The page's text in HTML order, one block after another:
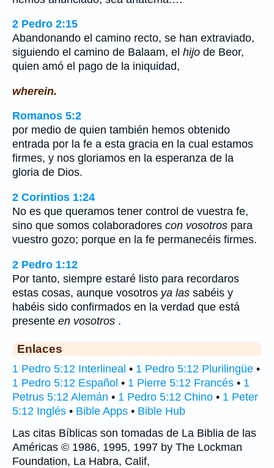
2 Pedro 2:15
Abandonando el camino recto, se han extraviado,
siguiendo el camino de Balaam, el hijo de Beor,
quien amó el pago de la iniquidad,
wherein.
Romanos 5:2
por medio de quien también hemos obtenido
entrada por la fe a esta gracia en la cual estamos
firmes, y nos gloriamos en la esperanza de la
gloria de Dios.
2 Corintios 1:24
No es que queramos tener control de vuestra fe,
sino que somos colaboradores con vosotros para
vuestro gozo; porque en la fe permanecéis firmes.
2 Pedro 1:12
Por tanto, siempre estaré listo para recordaros
estas cosas, aunque vosotros ya las sabéis y
habéis sido confirmados en la verdad que está
presente en vosotros .
Enlaces
1 Pedro 5:12 Interlineal • 1 Pedro 5:12 Plurilingüe •
1 Pedro 5:12 Español • 1 Pierre 5:12 Francés • 1
Petrus 5:12 Alemán • 1 Pedro 5:12 Chino • 1 Peter
5:12 Inglés • Bible Apps • Bible Hub
Las citas Bíblicas son tomadas de La Biblia de las
Américas © 1986, 1995, 1997 by The Lockman
Foundation, La Habra, Calif,